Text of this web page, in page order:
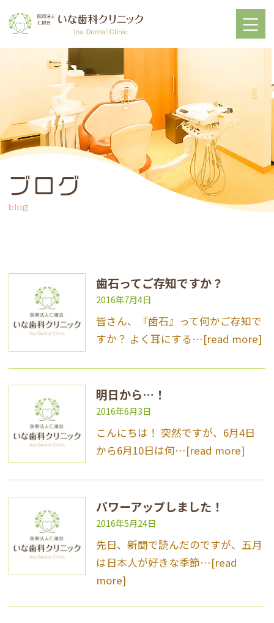
ブログ
blog
歯石ってご存知ですか？
2016年7月4日
皆さん、『歯石』って何かご存知で
すか？ よく耳にする…[read more]
明日から…！
2016年6月3日
こんにちは！ 突然ですが、6月4日
から6月10日は何…[read more]
パワーアップしました！
2016年5月24日
先日、新聞で読んだのですが、五月
は日本人が好きな季節…[read
more]